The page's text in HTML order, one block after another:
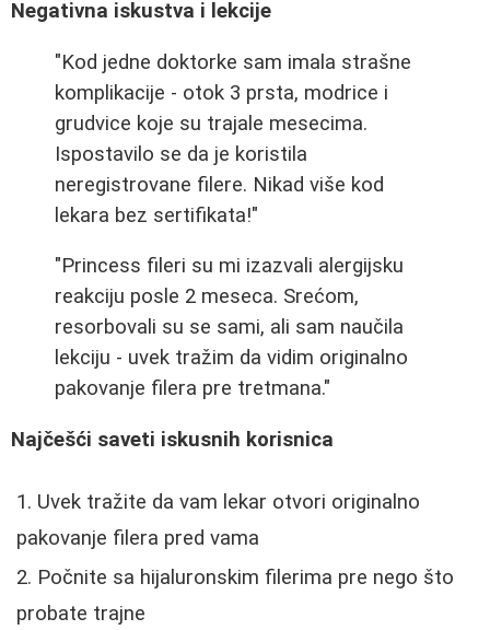
Negativna iskustva i lekcije
"Kod jedne doktorke sam imala strašne
komplikacije - otok 3 prsta, modrice i
grudvice koje su trajale mesecima.
Ispostavilo se da je koristila
neregistrovane filere. Nikad više kod
lekara bez sertifikata!"
"Princess fileri su mi izazvali alergijsku
reakciju posle 2 meseca. Srećom,
resorbovali su se sami, ali sam naučila
lekciju - uvek tražim da vidim originalno
pakovanje filera pre tretmana."
Najčešći saveti iskusnih korisnica
Uvek tražite da vam lekar otvori originalno
pakovanje filera pred vama
Počnite sa hijaluronskim filerima pre nego što
probate trajne